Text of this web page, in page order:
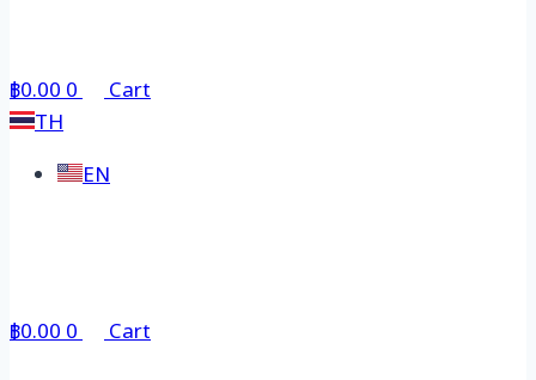
฿0.000
Cart
TH
EN
฿0.000 Cart